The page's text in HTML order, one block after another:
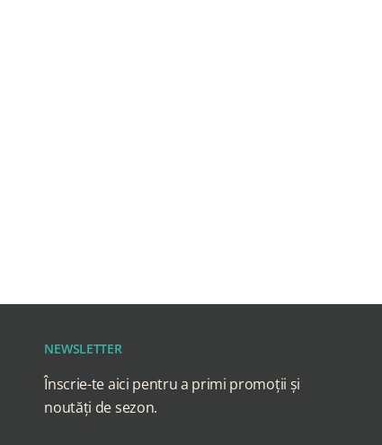
NEWSLETTER
Înscrie-te aici pentru a primi promoții și
noutăți de sezon.